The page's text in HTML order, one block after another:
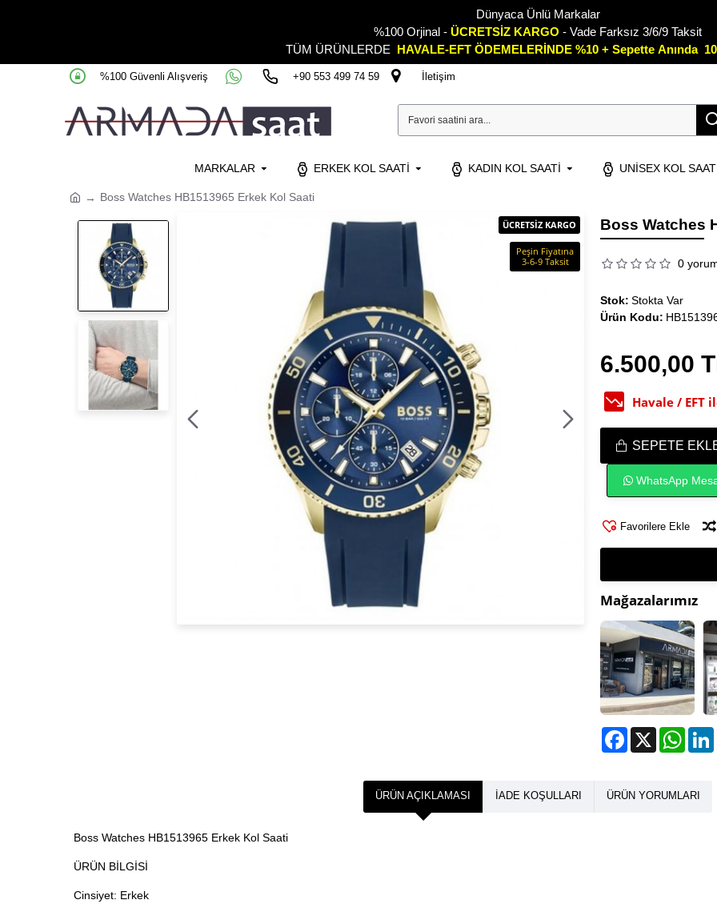
Dünyaca Ünlü Markalar
%100 Orjinal - ÜCRETSİZ KARGO - Vade Farksız 3/6/9 Taksit
TÜM ÜRÜNLERDE HAVALE-EFT ÖDEMELERİNDE %10 + Sepette Anında
%100 Güvenli Alışveriş +90 553 499 74 59 İletişim
MARKALAR ERKEK KOL SAATI KADIN KOL SAATI UNISEX KOL
Boss Watches HB1513965 Erkek Kol Saati
ÜCRETSİZ KARGO
Peşin Fiyatına
3-6-9 Taksit
Boss Watches
0
6.500,00
Havale / EFT
Stok: Stokta Var
Ürün Kodu:
SEPETE
WhatsApp
Favorilere Ekle
Mağazalarımız
Facebook
X
ÜRÜN AÇIKLAMASI İADE KOŞULLARI ÜRÜN YORUMLARI
Boss Watches HB1513965 Erkek Kol Saati
ÜRÜN BİLGİSİ
Cinsiyet: Erkek